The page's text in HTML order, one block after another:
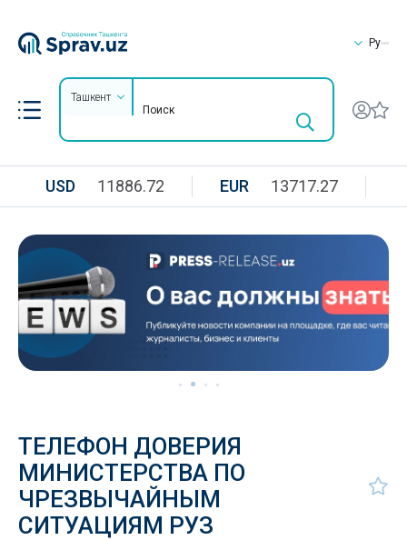
Ру
Ташкент
USD 11886.72 EUR 13717.27
ТЕЛЕФОН ДОВЕРИЯ
МИНИСТЕРСТВА ПО
ЧРЕЗВЫЧАЙНЫМ
СИТУАЦИЯМ РУЗ